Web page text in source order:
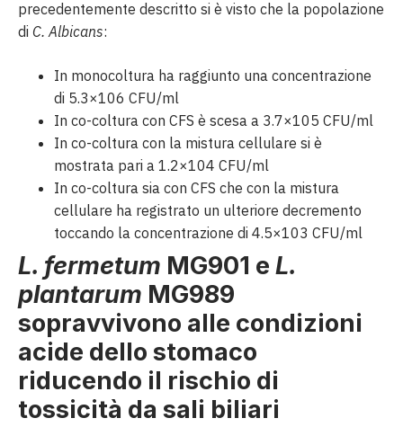
precedentemente descritto si è visto che la popolazione
di C. Albicans:
In monocoltura ha raggiunto una concentrazione
di 5.3×106 CFU/ml
In co-coltura con CFS è scesa a 3.7×105 CFU/ml
In co-coltura con la mistura cellulare si è
mostrata pari a 1.2×104 CFU/ml
In co-coltura sia con CFS che con la mistura
cellulare ha registrato un ulteriore decremento
toccando la concentrazione di 4.5×103 CFU/ml
L. fermetum MG901 e L.
plantarum MG989
sopravvivono alle condizioni
acide dello stomaco
riducendo il rischio di
tossicità da sali biliari